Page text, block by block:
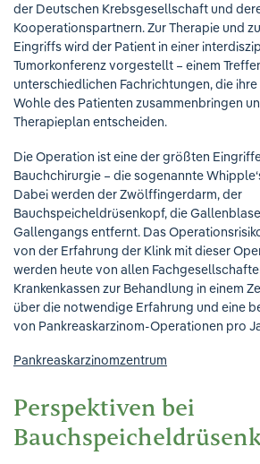
der Deutschen Krebsgesellschaft und
Kooperationspartnern. Zur Therapie und
Eingriffs wird der Patient in einer
Tumorkonferenz vorgestellt – einem
unterschiedlichen Fachrichtungen, die ihre
Wohle des Patienten zusammenbringen
Therapieplan entscheiden.
Die Operation ist eine der größten
Bauchchirurgie – die sogenannte
Dabei werden der Zwölffingerdarm, der
Bauchspeicheldrüsenkopf, die
Gallengangs entfernt. Das
von der Erfahrung der Klink mit dieser
werden heute von allen
Krankenkassen zur Behandlung in einem
über die notwendige Erfahrung und eine
von Pankreaskarzinom-Operationen pro
Pankreaskarzinomzentrum
Perspektiven bei